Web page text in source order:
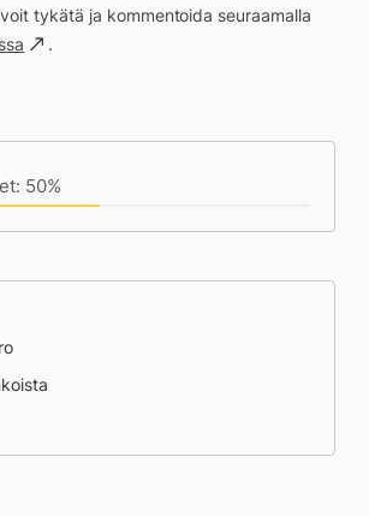
tykätä ja kommentoida seuraamalla
.
50%